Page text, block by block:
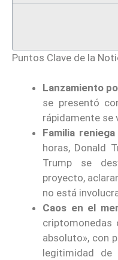
Puntos Clave de la
Lanzamiento
se presentó
rápidamente se
Familia
horas, Donald
Trump se
proyecto,
no está
Caos en el
criptomonedas
absoluto», con
legitimidad